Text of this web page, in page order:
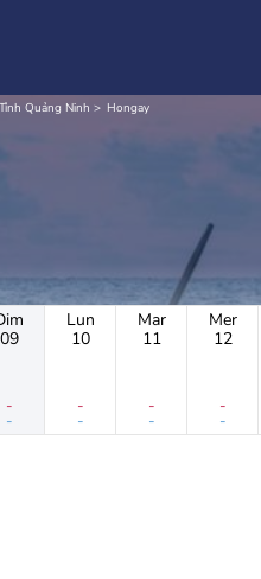
Tỉnh Quảng Ninh Hongay
09
-
-
Lun
10
-
-
Mar
11
-
-
Mer
12
-
-